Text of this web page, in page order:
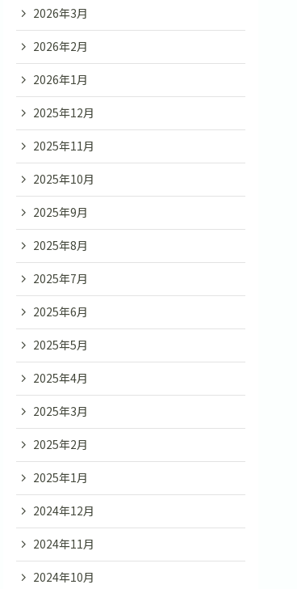
2026年3月
2026年2月
2026年1月
2025年12月
2025年11月
2025年10月
2025年9月
2025年8月
2025年7月
2025年6月
2025年5月
2025年4月
2025年3月
2025年2月
2025年1月
2024年12月
2024年11月
2024年10月